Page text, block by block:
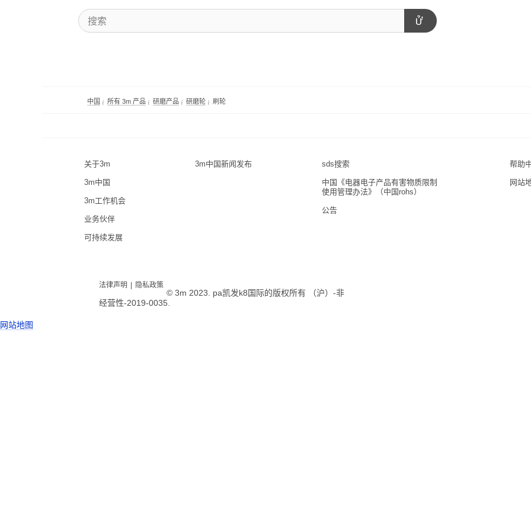
中国 所有 3m 产品 研磨产品 研磨轮 刷轮
关于3m
3m中国
3m工作机会
业务伙伴
可持续发展
3m中国新闻发布 sds搜索
中国《电器电子产品有害物质限制
使用管理办法》（中国rohs）
公告
帮助
网站
法律声明 隐私政策
© 3m 2023. pa凯发k8国际的版权所有 （沪）-非
经营性-2019-0035.
网站地图